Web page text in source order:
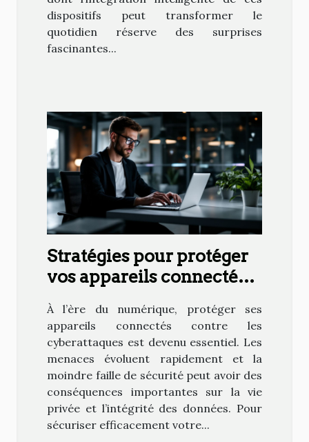
dispositifs peut transformer le
quotidien réserve des surprises
fascinantes...
Stratégies pour protéger
vos appareils connectés
À l’ère du numérique, protéger ses
appareils connectés contre les
cyberattaques est devenu essentiel. Les
menaces évoluent rapidement et la
moindre faille de sécurité peut avoir des
conséquences importantes sur la vie
privée et l’intégrité des données. Pour
sécuriser efficacement votre...